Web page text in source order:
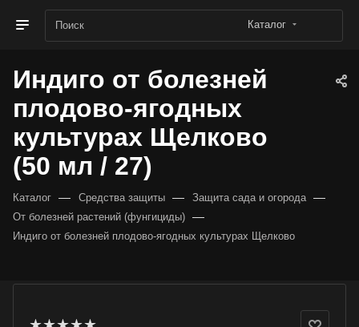
Каталог
Индиго от болезней
плодово-ягодных
культурах Щелково
(50 мл / 27)
Каталог — Средства защиты — Защита сада и огорода —
От болезней растений (фунгициды) —
Индиго от болезней плодово-ягодных культурах Щелково